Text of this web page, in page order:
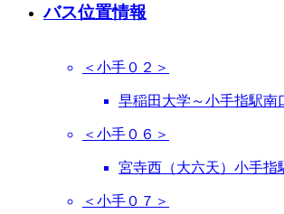
バス位置情報
＜小手０２＞
早稲田大学～小手指駅南
＜小手０６＞
宮寺西（大六天）小手指
＜小手０７＞